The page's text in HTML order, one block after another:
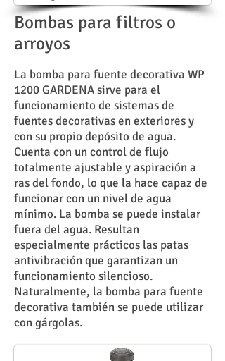
Bombas para filtros o
arroyos
La bomba para fuente decorativa WP
1200 GARDENA sirve para el
funcionamiento de sistemas de
fuentes decorativas en exteriores y
con su propio depósito de agua.
Cuenta con un control de flujo
totalmente ajustable y aspiración a
ras del fondo, lo que la hace capaz de
funcionar con un nivel de agua
mínimo. La bomba se puede instalar
fuera del agua. Resultan
especialmente prácticos las patas
antivibración que garantizan un
funcionamiento silencioso.
Naturalmente, la bomba para fuente
decorativa también se puede utilizar
con gárgolas.